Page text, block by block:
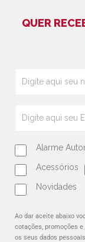
QUER
Alarme
Acessórios
Novidades
Ao dar aceite abaixo
cotações, promoções
os seus dados